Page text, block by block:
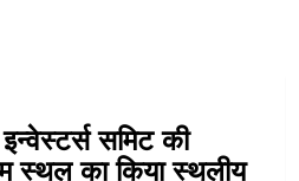
समिट की
स्थल का किया स्थलीय